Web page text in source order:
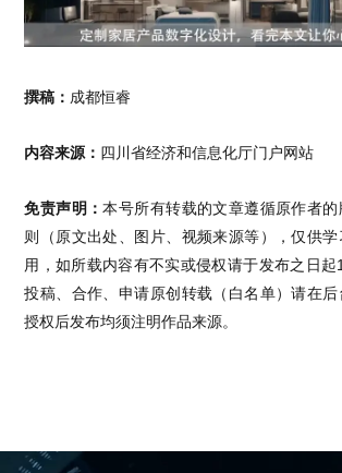
撰稿： 成都恒睿
内容来源： 四川省经济和信息化厅门户网站
免责声明：本号所有转载的文章遵循原作者
则（原文出处、图片、视频来源等），仅供
用，如所载内容有不实或侵权请于发布之日起
投稿、合作、申请原创转载（白名单）请在
授权后发布均须注明作品来源。